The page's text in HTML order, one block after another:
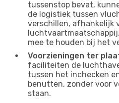
tussenstop bevat,
de logistiek tussen
verschillen, afhankelijk
mee te houden bij het
Voorzieningen ter
faciliteiten de
tussen het inchecken
benutten, zonder voor
staan.